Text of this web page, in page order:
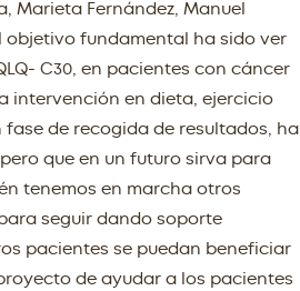
Marieta Fernández, Manuel
objetivo fundamental ha sido ver
C30, en pacientes con cáncer
intervención en dieta, ejercicio
de recogida de resultados, ha
que en un futuro sirva para
tenemos en marcha otros
seguir dando soporte
pacientes se puedan beneficiar
de ayudar a los pacientes